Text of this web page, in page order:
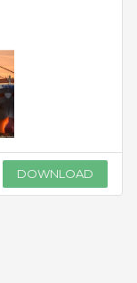
DOWNLOAD